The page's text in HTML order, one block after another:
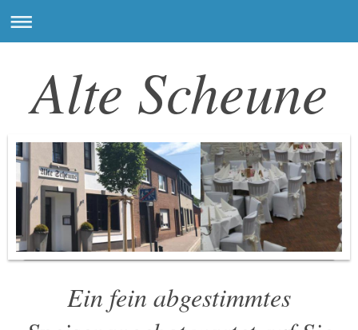
Alte Scheune
Ein fein abgestimmtes